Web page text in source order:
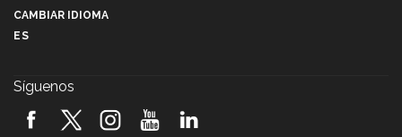
2026! (video)
CAMBIAR IDIOMA
ES
Síguenos